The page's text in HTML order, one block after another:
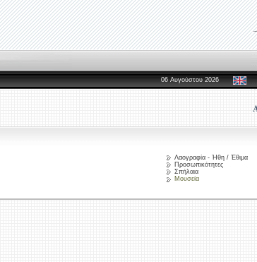
06 Αυγούστου 2026
Λαογραφία - Ήθη / Έθιμα
Προσωπικότητες
Σπήλαια
Μουσεία